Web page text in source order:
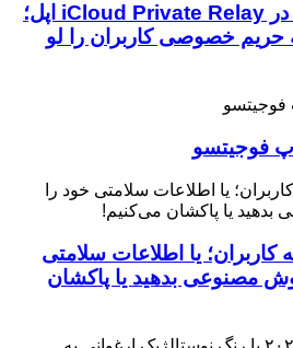
افشای نشت آدرس IP در iCloud Private Relay اپل؛
خصوصی کاربران را لو
فوجیتسو
کاربران؛ یا اطلاعات سلامتی
مصنوعی بدهید یا پاکشان